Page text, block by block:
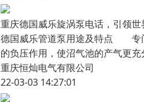
重庆德国威乐旋涡泵电话，引领世
德国威乐管道泵用途及特点 专门
的负压作用，使沼气池的产气更
重庆恒灿电气有限公司
22-03-03 14:27:01